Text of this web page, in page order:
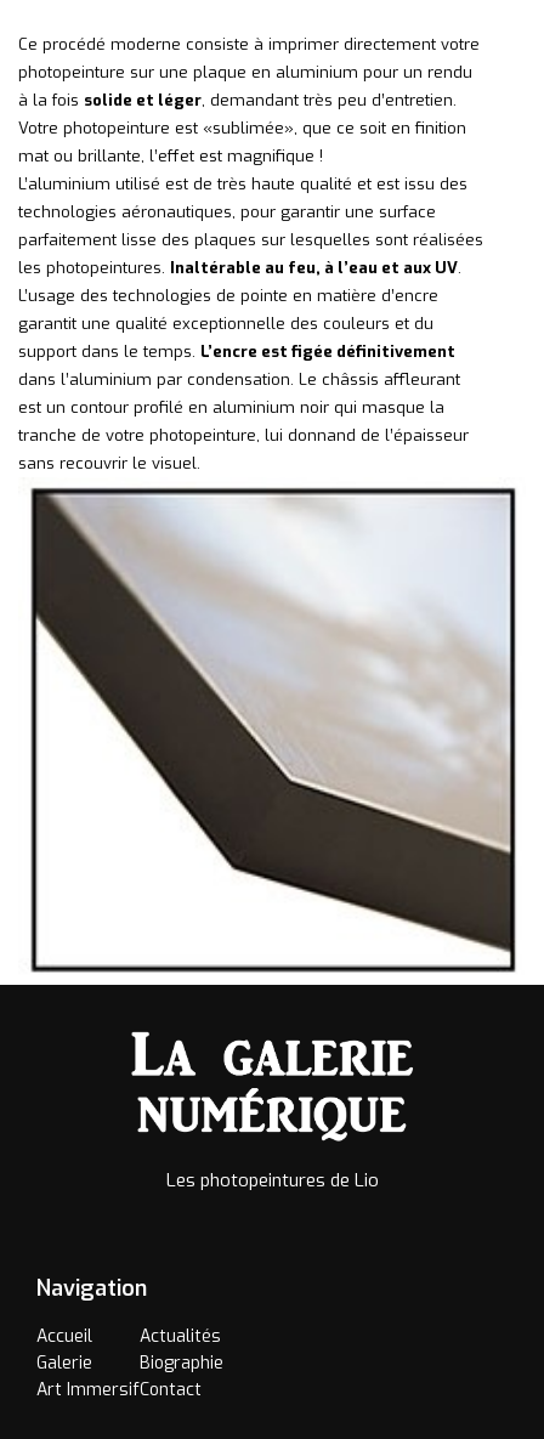
Ce procédé moderne consiste à imprimer directement votre
photopeinture sur une plaque en aluminium pour un rendu
à la fois solide et léger, demandant très peu d’entretien.
Votre photopeinture est «sublimée», que ce soit en finition
mat ou brillante, l’effet est magnifique !
L’aluminium utilisé est de très haute qualité et est issu des
technologies aéronautiques, pour garantir une surface
parfaitement lisse des plaques sur lesquelles sont réalisées
les photopeintures. Inaltérable au feu, à l’eau et aux UV.
L’usage des technologies de pointe en matière d’encre
garantit une qualité exceptionnelle des couleurs et du
support dans le temps. L’encre est figée définitivement
dans l’aluminium par condensation. Le châssis affleurant
est un contour profilé en aluminium noir qui masque la
tranche de votre photopeinture, lui donnand de l’épaisseur
sans recouvrir le visuel.
Les photopeintures de Lio
Navigation
Accueil
Galerie
Art Immersif
Actualités
Biographie
Contact